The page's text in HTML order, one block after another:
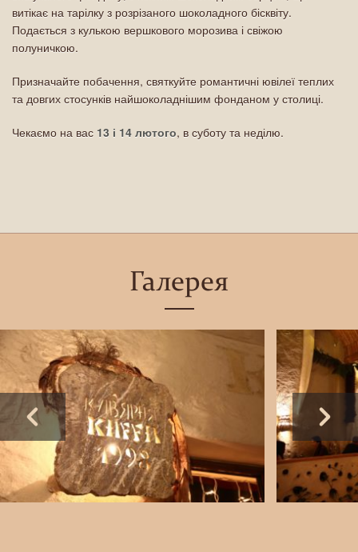
витікає на тарілку з розрізаного шоколадного бісквіту.
Подається з кулькою вершкового морозива і свіжою
полуничкою.
Призначайте побачення, святкуйте романтичні ювілеї теплих
та довгих стосунків найшоколаднішим фонданом у столиці.
Чекаємо на вас 13 і 14 лютого, в суботу та неділю.
Галерея